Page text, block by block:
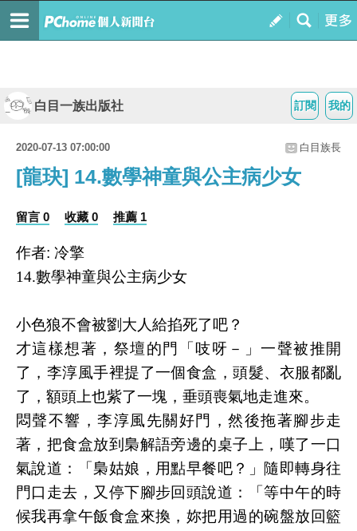
我的
訂閱
白目一族出版社
2020-07-13 07:00:00 白目族長
[龍玦] 14.數學神童與公主病少女
留言 0 收藏 0 推薦 1
作者: 冷擎
14.數學神童與公主病少女
小色狼不會被劉大人給掐死了吧？
才這樣想著，祭壇的門「吱呀－」一聲被推開
了，李淳風手裡提了一個食盒，頭髮、衣服都亂
了，額頭上也紫了一塊，垂頭喪氣地走進來。
悶聲不響，李淳風先關好門，然後拖著腳步走
著，把食盒放到梟解語旁邊的桌子上，嘆了一口
氣說道：「梟姑娘，用點早餐吧？」隨即轉身往
門口走去，又停下腳步回頭說道：「等中午的時
候我再拿午飯食盒來換，妳把用過的碗盤放回籃